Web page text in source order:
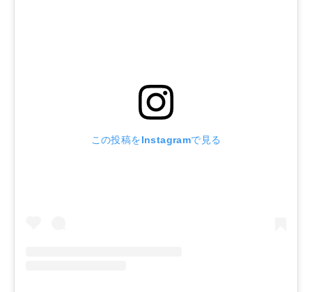
この投稿をInstagramで見る